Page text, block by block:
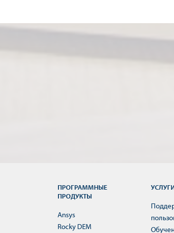
ПРОГРАММНЫЕ
ПРОДУКТЫ
Ansys
Rocky DEM